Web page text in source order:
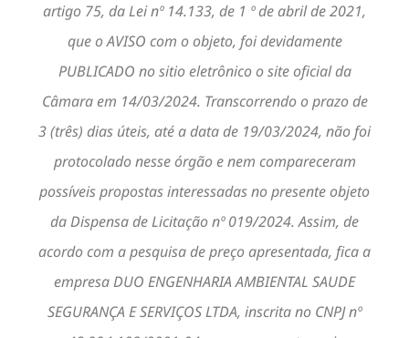
artigo 75, da Lei nº 14.133, de 1 º de abril de 2021,
que o AVISO com o objeto, foi devidamente
PUBLICADO no sitio eletrônico o site oficial da
Câmara em 14/03/2024. Transcorrendo o prazo de
3 (três) dias úteis, até a data de 19/03/2024, não foi
protocolado nesse órgão e nem compareceram
possíveis propostas interessadas no presente objeto
da Dispensa de Licitação nº 019/2024. Assim, de
acordo com a pesquisa de preço apresentada, fica a
empresa DUO ENGENHARIA AMBIENTAL SAUDE
SEGURANÇA E SERVIÇOS LTDA, inscrita no CNPJ nº